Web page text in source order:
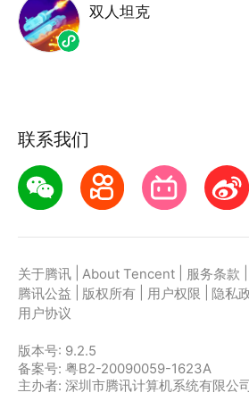
双人坦克
联系我们
关于腾讯 About Tencent 服务条款
腾讯公益
版权所有 用户权限 隐私
用户协议
版本号: 9.2.5
备案号: 粤B2-20090059-1623A
主办者: 深圳市腾讯计算机系统有限公司